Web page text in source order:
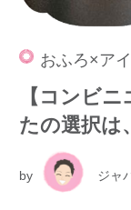
おふろ×ア
【コンビ
たの選択は
by ジャ